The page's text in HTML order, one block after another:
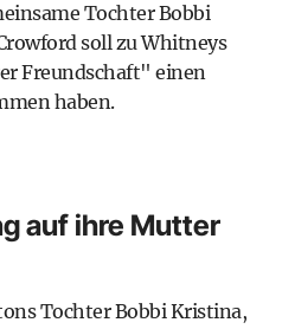
Tochter Bobbi
soll zu Whitneys
Freundschaft" einen
haben.
auf ihre Mutter
TochterBobbi Kristina,